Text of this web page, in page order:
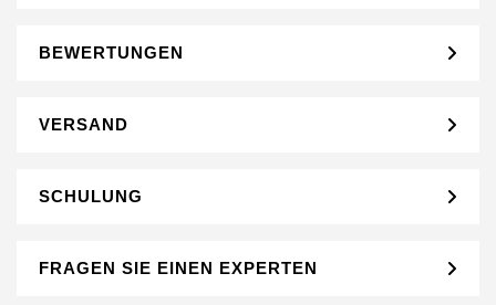
BEWERTUNGEN
VERSAND
SCHULUNG
FRAGEN SIE EINEN EXPERTEN